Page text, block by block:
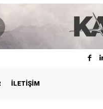
İLETIŞIM